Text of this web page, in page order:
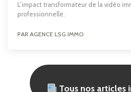
L’impact transformateur de la vidéo
professionnelle.
PAR AGENCE LSG IMMO
Tous nos articles